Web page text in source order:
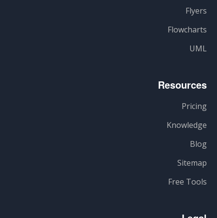
Flyers
Flowcharts
UML
Resources
Pricing
Knowledge
Blog
Sitemap
Free Tools